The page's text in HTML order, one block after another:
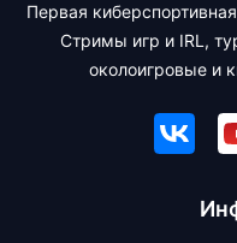
Первая
Стримы игр и IRL,
околоигровые и